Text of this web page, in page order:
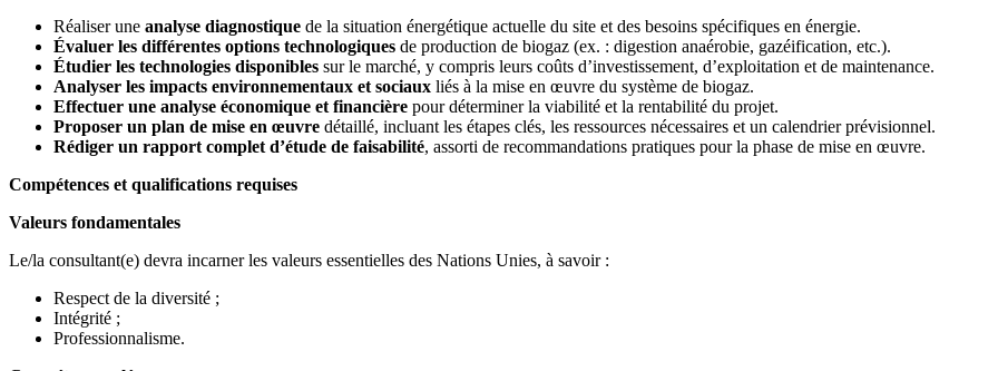
Réaliser une analyse diagnostique de la situation énergétique actuelle du site et des besoins spécifiques en énergie.
Évaluer les différentes options technologiques de production de biogaz (ex. : digestion anaérobie, gazéification, etc.).
Étudier les technologies disponibles sur le marché, y compris leurs coûts d’investissement, d’exploitation et de maintenance.
Analyser les impacts environnementaux et sociaux liés à la mise en œuvre du système de biogaz.
Effectuer une analyse économique et financière pour déterminer la viabilité et la rentabilité du projet.
Proposer un plan de mise en œuvre détaillé, incluant les étapes clés, les ressources nécessaires et un calendrier prévisionnel.
Rédiger un rapport complet d’étude de faisabilité, assorti de recommandations pratiques pour la phase de mise en œuvre.
Compétences et qualifications requises
Valeurs fondamentales
Le/la consultant(e) devra incarner les valeurs essentielles des Nations Unies, à savoir :
Respect de la diversité ;
Intégrité ;
Professionnalisme.